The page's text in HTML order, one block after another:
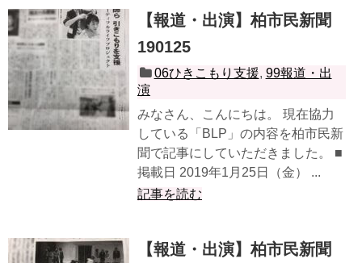
【報道・出演】柏市民新聞
190125
06ひきこもり支援, 99報道・出
演
みなさん、こんにちは。 現在協力
している「BLP」の内容を柏市民新
聞で記事にしていただきました。 ■
掲載日 2019年1月25日（金） ...
記事を読む
【報道・出演】柏市民新聞